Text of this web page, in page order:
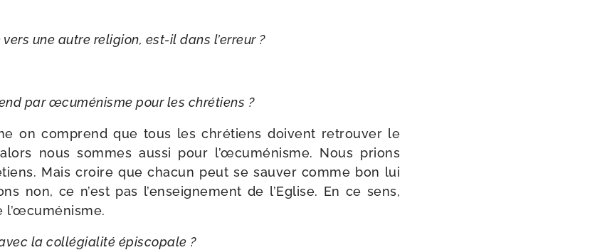
vers une autre reli­gion, est-​il dans l’erreur ?
par œcu­mé­nisme pour les chrétiens ?
on com­prend que tous les chré­tiens doivent retrou­ver le
nous sommes aus­si pour l’œcuménisme. Nous prions
Mais croire que cha­cun peut se sau­ver comme bon lui
non, ce n’est pas l’enseignement de l’Eglise. En ce sens,
l’œcuménisme.
la col­lé­gia­li­té épiscopale ?